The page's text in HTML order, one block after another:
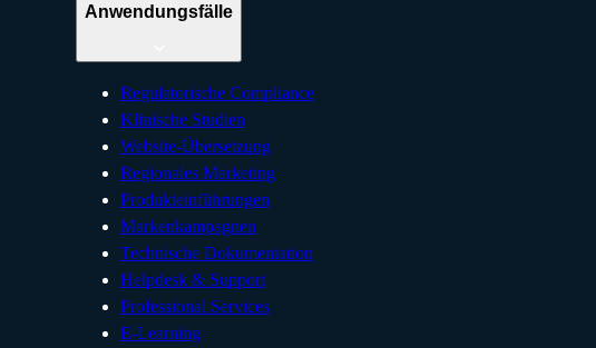
Anwendungsfälle
Regulatorische Compliance
Klinische Studien
Website-Übersetzung
Regionales Marketing
Produkteinführungen
Markenkampagnen
Technische Dokumentation
Helpdesk & Support
Professional Services
E-Learning